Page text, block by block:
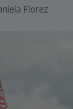
Florez